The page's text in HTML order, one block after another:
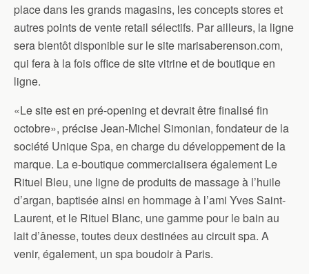
place dans les grands magasins, les concepts stores et
autres points de vente retail sélectifs. Par ailleurs, la ligne
sera bientôt disponible sur le site marisaberenson.com,
qui fera à la fois office de site vitrine et de boutique en
ligne.
«Le site est en pré-opening et devrait être finalisé fin
octobre», précise Jean-Michel Simonian, fondateur de la
société Unique Spa, en charge du développement de la
marque. La e-boutique commercialisera également Le
Rituel Bleu, une ligne de produits de massage à l’huile
d’argan, baptisée ainsi en hommage à l’ami Yves Saint-
Laurent, et le Rituel Blanc, une gamme pour le bain au
lait d’ânesse, toutes deux destinées au circuit spa. A
venir, également, un spa boudoir à Paris.